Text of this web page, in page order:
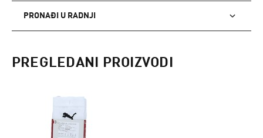
PRONAĐI U RADNJI
PREGLEDANI PROIZVODI